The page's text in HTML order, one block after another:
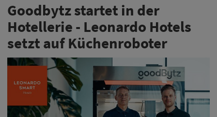
Goodbytz startet in der
Hotellerie - Leonardo Hotels
setzt auf Küchenroboter